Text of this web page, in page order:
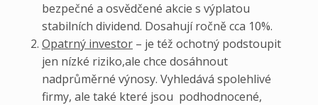
bezpečné a osvědčené akcie s výplatou
stabilních dividend. Dosahují ročně cca 10%.
Opatrný investor – je též ochotný podstoupit
jen nízké riziko,ale chce dosáhnout
nadprůměrné výnosy. Vyhledává spolehlivé
firmy, ale také které jsou podhodnocené,